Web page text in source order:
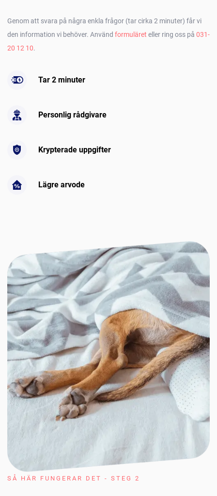
Genom att svara på några enkla frågor (tar cirka 2 minuter) får vi
den information vi behöver. Använd formuläret eller ring oss på 031-
20 12 10.
Tar 2 minuter
Personlig rådgivare
Krypterade uppgifter
Lägre arvode
SÅ HÄR FUNGERAR DET - STEG 2